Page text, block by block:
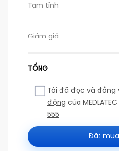
Tạm tính
Giảm giá
TỔNG
Tôi đã đọc và đồng
động của
555
Đặt mua